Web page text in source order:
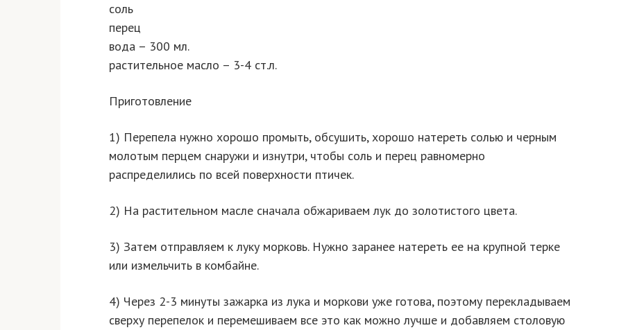
соль
перец
вода – 300 мл.
растительное масло – 3-4 ст.л.
Приготовление
1) Перепела нужно хорошо промыть, обсушить, хорошо натереть солью и черным
молотым перцем снаружи и изнутри, чтобы соль и перец равномерно
распределились по всей поверхности птичек.
2) На растительном масле сначала обжариваем лук до золотистого цвета.
3) Затем отправляем к луку морковь. Нужно заранее натереть ее на крупной терке
или измельчить в комбайне.
4) Через 2-3 минуты зажарка из лука и моркови уже готова, поэтому перекладываем
сверху перепелок и перемешиваем все это как можно лучше и добавляем столовую